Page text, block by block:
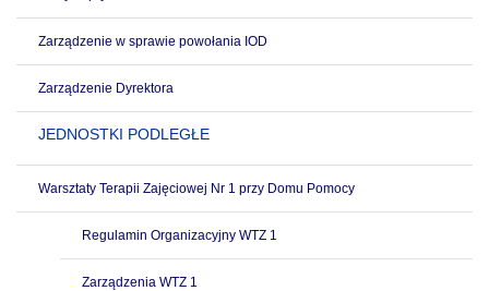
Zarządzenie w sprawie powołania IOD
Zarządzenie Dyrektora
JEDNOSTKI PODLEGŁE
Warsztaty Terapii Zajęciowej Nr 1 przy Domu Pomocy
Regulamin Organizacyjny WTZ 1
Zarządzenia WTZ 1